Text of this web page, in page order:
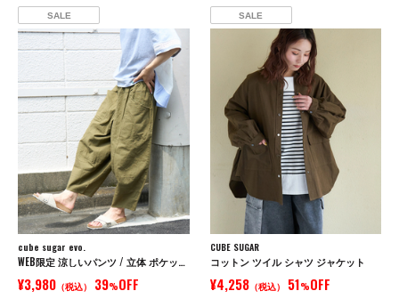
SALE
cube sugar evo.
WEB限定 涼しいパンツ / 立体 ポケット イージー コクーンパンツ
¥3,980 （税込） 39%OFF
SALE
CUBE SUGAR
コットン ツイル シャツ ジャケット
¥4,258（税込） 51%OFF